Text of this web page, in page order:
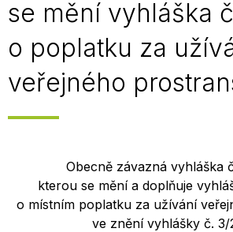
se mění vyhláška
o poplatku za
veřejného
Obecně závazná vyhláška
kterou se mění a doplňuje
o místním poplatku za užívání
ve znění vyhlášky č.